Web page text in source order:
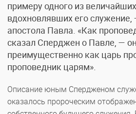
примеру одного из
вдохновлявших его
апостола Павла. «Как
сказал Сперджен о Павле, —
преимущественно как царь
проповедник царям».
Описание юным Спердженом
оказалось пророческим